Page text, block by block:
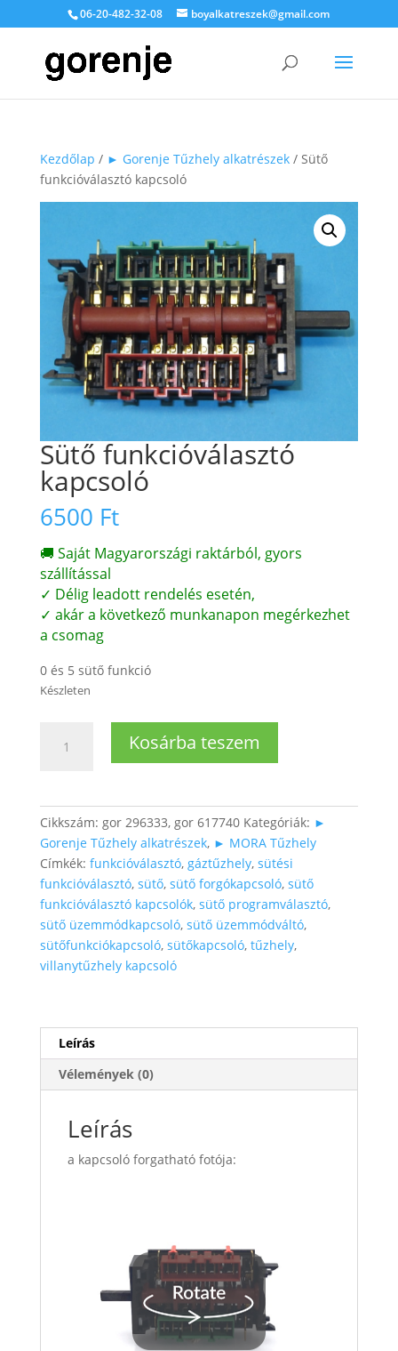
06-20-482-32-08 boyalkatreszek@gmail.com
Kezdőlap / ► Gorenje Tűzhely alkatrészek/ Sütő
funkcióválasztó kapcsoló
Sütő funkcióválasztó
kapcsoló
6500 Ft
🚚 Saját Magyarországi raktárból, gyors
szállítással
✓ Délig leadott rendelés esetén,
✓ akár a következő munkanapon megérkezhet
a csomag
0 és 5 sütő funkció
Készleten
funkcióválasztó Kosárba teszem
Cikkszám: gor 296333, gor 617740 Kategóriák: ►
Gorenje Tűzhely alkatrészek, ► MORA Tűzhely
Címkék: funkcióválasztó, gáztűzhely, sütési
funkcióválasztó, sütő, sütő forgókapcsoló, sütő
funkcióválasztó kapcsolók, sütő programválasztó,
sütő üzemmódkapcsoló, sütő üzemmódváltó,
sütőfunkciókapcsoló, sütőkapcsoló, tűzhely,
villanytűzhely kapcsoló
Leírás
Vélemények (0)
Leírás
a kapcsoló forgatható fotója: